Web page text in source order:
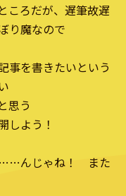
ころだが、遅筆故遅
り魔なので
事を書きたいという
思う
しよう！
……んじゃね！ また